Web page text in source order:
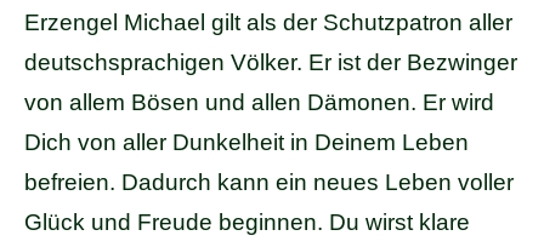
Erzengel Michael gilt als der Schutzpatron aller
deutschsprachigen Völker. Er ist der Bezwinger
von allem Bösen und allen Dämonen. Er wird
Dich von aller Dunkelheit in Deinem Leben
befreien. Dadurch kann ein neues Leben voller
Glück und Freude beginnen. Du wirst klare